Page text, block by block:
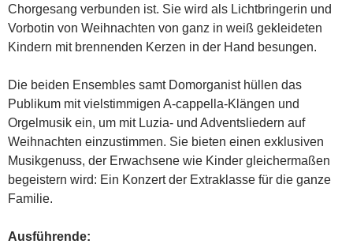
Chorgesang verbunden ist. Sie wird als Lichtbringerin und
Vorbotin von Weihnachten von ganz in weiß gekleideten
Kindern mit brennenden Kerzen in der Hand besungen.
Die beiden Ensembles samt Domorganist hüllen das
Publikum mit vielstimmigen A-cappella-Klängen und
Orgelmusik ein, um mit Luzia- und Adventsliedern auf
Weihnachten einzustimmen. Sie bieten einen exklusiven
Musikgenuss, der Erwachsene wie Kinder gleichermaßen
begeistern wird: Ein Konzert der Extraklasse für die ganze
Familie.
Ausführende: